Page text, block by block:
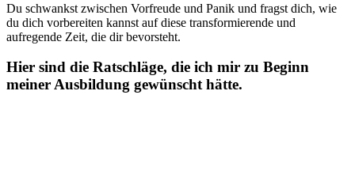
Du schwankst zwischen Vorfreude und Panik und fragst dich, wie
du dich vorbereiten kannst auf diese transformierende und
aufregende Zeit, die dir bevorsteht.
Hier sind die Ratschläge, die ich mir zu Beginn
meiner Ausbildung gewünscht hätte.